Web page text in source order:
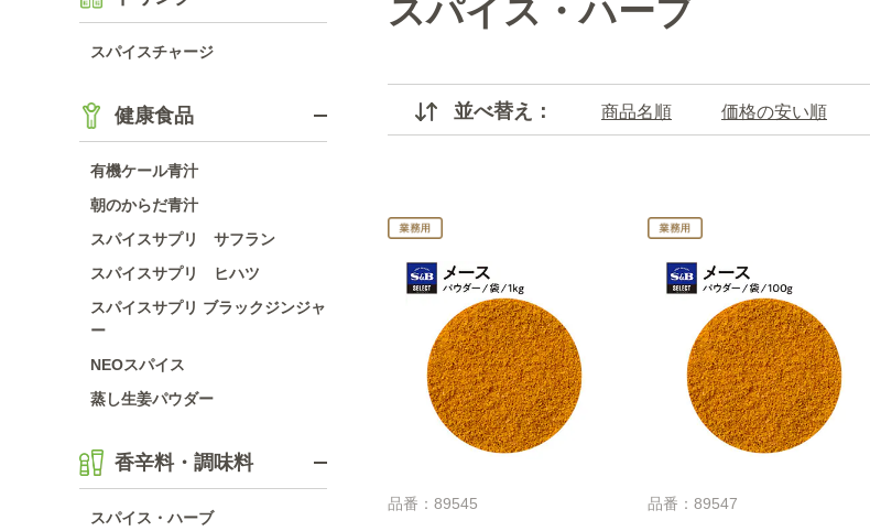
スパイスチャージ
健康食品
有機ケール青汁
朝のからだ青汁
スパイスサプリ サフラン
スパイスサプリ ヒハツ
スパイスサプリ ブラックジンジャ
ー
NEOスパイス
蒸し生姜パウダー
香辛料・調味料
スパイス・ハーブ
スパイス・ハーブ
並べ替え： 商品名順 価格の安い順
品番：89545 品番：89547